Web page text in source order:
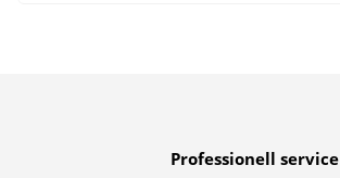
Professionell service